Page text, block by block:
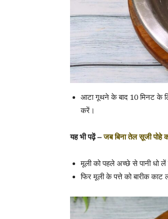
आटा गूथने के बाद 10 मिनट के
करें।
यह भी पढ़ें – जब बिना तेल सूजी पोहे
मूली को पहले अच्छे से पानी धो
फिर मूली के पत्ते को बारीक काट